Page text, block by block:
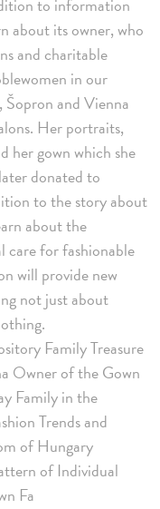
to information
about its owner, who
and charitable
in our
and Vienna
Her portraits,
her gown which she
donated to
to the story about
about the
care for fashionable
will provide new
not just about
Family Treasure
Owner of the Gown
Family in the
Trends and
of Hungary
of Individual
Fa